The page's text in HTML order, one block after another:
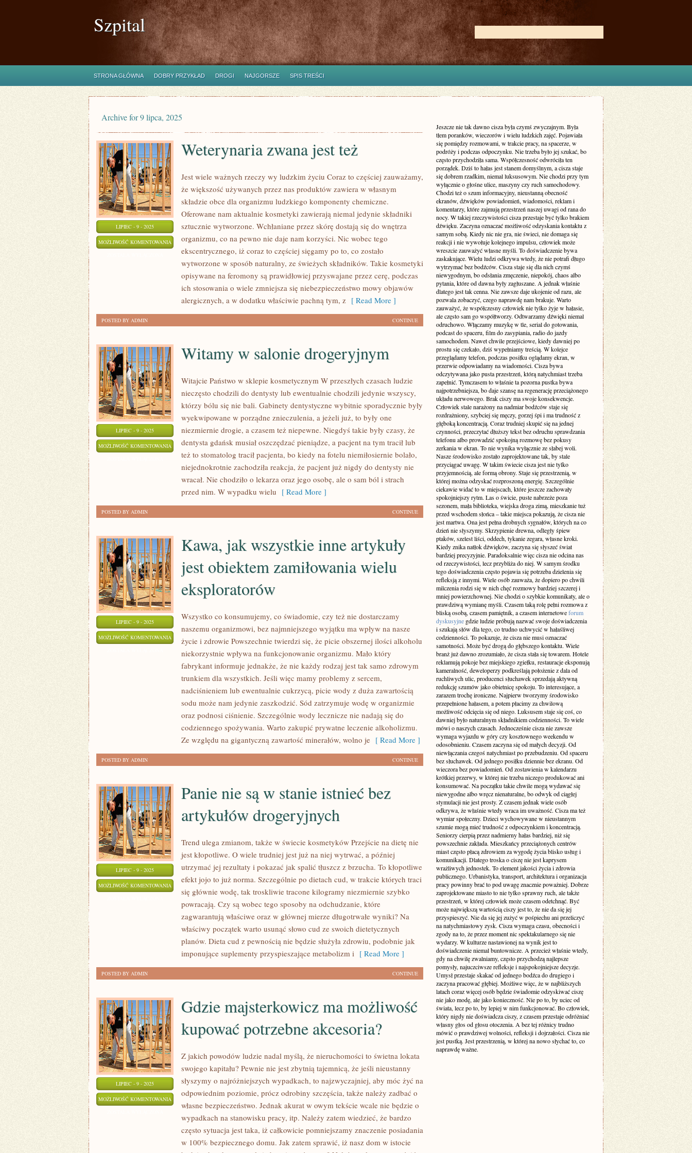
Szpital
STRONA GŁÓWNA DOBRY PRZYKŁAD DROGI NAJGORSZE SPIS TREŚCI
Archive for 9 lipca, 2025
LIPIEC - 9 - 2025
MOŻLIWOŚĆ KOMENTOWANIA WETERYNARIA
ZWANA
Weterynaria zwana jest też
Jest wiele ważnych rzeczy wy ludzkim życiu Coraz to częściej zauważamy,
że większość używanych przez nas produktów zawiera w własnym
składzie obce dla organizmu ludzkiego komponenty chemiczne.
Oferowane nam aktualnie kosmetyki zawierają niemal jedynie składniki
sztucznie wytworzone. Wchłaniane przez skórę dostają się do wnętrza
organizmu, co na pewno nie daje nam korzyści. Nic wobec tego
ekscentrycznego, iż coraz to częściej sięgamy po to, co zostało
wytworzone w sposób naturalny, ze świeżych składników. Takie kosmetyki
opisywane na feromony są prawidłowiej przyswajane przez cerę, podczas
ich stosowania o wiele zmniejsza się niebezpieczeństwo mowy objawów
alergicznych, a w dodatku właściwie pachną tym, z [ Read More ]
CONTINUE
POSTED BY ADMIN
LIPIEC - 9 - 2025
MOŻLIWOŚĆ KOMENTOWANIA WITAMY
SALONIE
DROGERYJNYM
Witamy w salonie drogeryjnym
Witajcie Państwo w sklepie kosmetycznym W przeszłych czasach ludzie
nieczęsto chodzili do dentysty lub ewentualnie chodzili jedynie wszyscy,
którzy bólu się nie bali. Gabinety dentystyczne wybitnie sporadycznie były
wyekwipowane w porządne znieczulenia, a jeżeli już, to były one
niezmiernie drogie, a czasem też niepewne. Niegdyś takie były czasy, że
dentysta gdańsk musiał oszczędzać pieniądze, a pacjent na tym tracił lub
też to stomatolog tracił pacjenta, bo kiedy na fotelu niemiłosiernie bolało,
niejednokrotnie zachodziła reakcja, że pacjent już nigdy do dentysty nie
wracał. Nie chodziło o lekarza oraz jego osobę, ale o sam ból i strach
przed nim. W wypadku wielu [ Read More ]
CONTINUE
POSTED BY ADMIN
LIPIEC - 9 - 2025
MOŻLIWOŚĆ KOMENTOWANIA
WSZYSTKIE
INNE
ARTYKUŁY
JEST
OBIEKTEM
ZAMIŁOWANIA
WIELU
EKSPLORATORÓW
Kawa, jak wszystkie inne artykuły
jest obiektem zamiłowania wielu
eksploratorów
Wszystko co konsumujemy, co świadomie, czy też nie dostarczamy
naszemu organizmowi, bez najmniejszego wyjątku ma wpływ na nasze
życie i zdrowie Powszechnie twierdzi się, że picie obszernej ilości alkoholu
niekorzystnie wpływa na funkcjonowanie organizmu. Mało który
fabrykant informuje jednakże, że nie każdy rodzaj jest tak samo zdrowym
trunkiem dla wszystkich. Jeśli więc mamy problemy z sercem,
nadciśnieniem lub ewentualnie cukrzycą, picie wody z duża zawartością
sodu może nam jedynie zaszkodzić. Sód zatrzymuje wodę w organizmie
oraz podnosi ciśnienie. Szczególnie wody lecznicze nie nadają się do
codziennego spożywania. Warto zakupić prywatne leczenie alkoholizmu.
Ze względu na gigantyczną zawartość minerałów, wolno je [ Read More ]
CONTINUE
POSTED BY ADMIN
LIPIEC - 9 - 2025
MOŻLIWOŚĆ KOMENTOWANIA
Panie nie są w stanie istnieć bez
artykułów drogeryjnych
Trend ulega zmianom, także w świecie kosmetyków Przejście na dietę nie
jest kłopotliwe. O wiele trudniej jest już na niej wytrwać, a później
utrzymać jej rezultaty i pokazać jak spalić tłuszcz z brzucha. To kłopotliwe
efekt jojo to już norma. Szczególnie po dietach cud, w trakcie których traci
się głównie wodę, tak troskliwie tracone kilogramy niezmiernie szybko
powracają. Czy są wobec tego sposoby na odchudzanie, które
zagwarantują właściwe oraz w głównej mierze długotrwałe wyniki? Na
właściwy początek warto usunąć słowo cud ze swoich dietetycznych
planów. Dieta cud z pewnością nie będzie służyła zdrowiu, podobnie jak
imponujące suplementy przyspieszające metabolizm i [ Read More ]
CONTINUE
POSTED BY ADMIN
LIPIEC - 9 - 2025
MOŻLIWOŚĆ KOMENTOWANIA
MOŻLIWOŚĆ
Gdzie majsterkowicz ma możliwość
kupować potrzebne akcesoria?
Z jakich powodów ludzie nadal myślą, że nieruchomości to świetna lokata
swojego kapitału? Pewnie nie jest zbytnią tajemnicą, że jeśli nieustanny
słyszymy o najróżniejszych wypadkach, to najzwyczajniej, aby móc żyć na
odpowiednim poziomie, prócz odrobiny szczęścia, także należy zadbać o
własne bezpieczeństwo. Jednak akurat w owym tekście wcale nie będzie o
wypadkach na stanowisku pracy, itp. Należy zatem wiedzieć, że bardzo
często sytuacja jest taka, iż całkowicie pomniejszamy znaczenie posiadania
w 100% bezpiecznego domu. Jak zatem sprawić, iż nasz dom w istocie
Jeszcze nie tak dawno cisza była czymś zwyczajnym. Była
tłem poranków, wieczorów i wielu ludzkich zajęć. Pojawiała
się pomiędzy rozmowami, w trakcie pracy, na spacerze, w
podróży i podczas odpoczynku. Nie trzeba było jej szukać, bo
często przychodziła sama. Współczesność odwróciła ten
porządek. Dziś to hałas jest stanem domyślnym, a cisza staje
się dobrem rzadkim, niemal luksusowym. Nie chodzi przy tym
wyłącznie o głośne ulice, maszyny czy ruch samochodowy.
Chodzi też o szum informacyjny, nieustanną obecność
ekranów, dźwięków powiadomień, wiadomości, reklam i
komentarzy, które zajmują przestrzeń naszej uwagi od rana do
nocy. W takiej rzeczywistości cisza przestaje być tylko brakiem
dźwięku. Zaczyna oznaczać możliwość odzyskania kontaktu z
samym sobą. Kiedy nic nie gra, nie świeci, nie domaga się
reakcji i nie wywołuje kolejnego impulsu, człowiek może
wreszcie zauważyć własne myśli. To doświadczenie bywa
zaskakujące. Wielu ludzi odkrywa wtedy, że nie potrafi długo
wytrzymać bez bodźców. Cisza staje się dla nich czymś
niewygodnym, bo odsłania zmęczenie, niepokój, chaos albo
pytania, które od dawna były zagłuszane. A jednak właśnie
dlatego jest tak cenna. Nie zawsze daje ukojenie od razu, ale
pozwala zobaczyć, czego naprawdę nam brakuje. Warto
zauważyć, że współczesny człowiek nie tylko żyje w hałasie,
ale często sam go współtworzy. Odtwarzamy dźwięki niemal
odruchowo. Włączamy muzykę w tle, serial do gotowania,
podcast do spaceru, film do zasypiania, radio do jazdy
samochodem. Nawet chwile przejściowe, kiedy dawniej po
prostu się czekało, dziś wypełniamy treścią. W kolejce
przeglądamy telefon, podczas posiłku oglądamy ekran, w
przerwie odpowiadamy na wiadomości. Cisza bywa
odczytywana jako pusta przestrzeń, którą natychmiast trzeba
zapełnić. Tymczasem to właśnie ta pozorna pustka bywa
najpotrzebniejsza, bo daje szansę na regenerację przeciążonego
układu nerwowego. Brak ciszy ma swoje konsekwencje.
Człowiek stale narażony na nadmiar bodźców staje się
rozdrażniony, szybciej się męczy, gorzej śpi i ma trudność z
głęboką koncentracją. Coraz trudniej skupić się na jednej
czynności, przeczytać dłuższy tekst bez odruchu sprawdzania
telefonu albo prowadzić spokojną rozmowę bez pokusy
zerkania w ekran. To nie wynika wyłącznie ze słabej woli.
Nasze środowisko zostało zaprojektowane tak, by stale
przyciągać uwagę. W takim świecie cisza jest nie tylko
przyjemnością, ale formą obrony. Staje się przestrzenią, w
której można odzyskać rozproszoną energię. Szczególnie
ciekawie widać to w miejscach, które jeszcze zachowały
spokojniejszy rytm. Las o świcie, puste nabrzeże poza
sezonem, mała biblioteka, wiejska droga zimą, mieszkanie tuż
przed wschodem słońca – takie miejsca pokazują, że cisza nie
jest martwa. Ona jest pełna drobnych sygnałów, których na co
dzień nie słyszymy. Skrzypienie drewna, odległy śpiew
ptaków, szelest liści, oddech, tykanie zegara, własne kroki.
Kiedy znika natłok dźwięków, zaczyna się słyszeć świat
bardziej precyzyjnie. Paradoksalnie więc cisza nie odcina nas
od rzeczywistości, lecz przybliża do niej. W samym środku
tego doświadczenia często pojawia się potrzeba dzielenia się
refleksją z innymi. Wiele osób zauważa, że dopiero po chwili
milczenia rodzi się w nich chęć rozmowy bardziej szczerej i
mniej powierzchownej. Nie chodzi o szybkie komunikaty, ale o
prawdziwą wymianę myśli. Czasem taką rolę pełni rozmowa z
bliską osobą, czasem pamiętnik, a czasem internetoweforum
dyskusyjne gdzie ludzie próbują nazwać swoje doświadczenia
i szukają słów dla tego, co trudno uchwycić w hałaśliwej
codzienności. To pokazuje, że cisza nie musi oznaczać
samotności. Może być drogą do głębszego kontaktu. Wiele
branż już dawno zrozumiało, że cisza stała się towarem. Hotele
reklamują pokoje bez miejskiego zgiełku, restauracje eksponują
kameralność, deweloperzy podkreślają położenie z dala od
ruchliwych ulic, producenci słuchawek sprzedają aktywną
redukcję szumów jako obietnicę spokoju. To interesujące, a
zarazem trochę ironiczne. Najpierw tworzymy środowisko
przepełnione hałasem, a potem płacimy za chwilową
możliwość odcięcia się od niego. Luksusem staje się coś, co
dawniej było naturalnym składnikiem codzienności. To wiele
mówi o naszych czasach. Jednocześnie cisza nie zawsze
wymaga wyjazdu w góry czy kosztownego weekendu w
odosobnieniu. Czasem zaczyna się od małych decyzji. Od
niewłączania czegoś natychmiast po przebudzeniu. Od spaceru
bez słuchawek. Od jednego posiłku dziennie bez ekranu. Od
wieczora bez powiadomień. Od zostawienia w kalendarzu
krótkiej przerwy, w której nie trzeba niczego produkować ani
konsumować. Na początku takie chwile mogą wydawać się
niewygodne albo wręcz nienaturalne, bo odwyk od ciągłej
stymulacji nie jest prosty. Z czasem jednak wiele osób
odkrywa, że właśnie wtedy wraca im uważność. Cisza ma też
wymiar społeczny. Dzieci wychowywane w nieustannym
szumie mogą mieć trudność z odpoczynkiem i koncentracją.
Seniorzy cierpią przez nadmierny hałas bardziej, niż się
powszechnie zakłada. Mieszkańcy przeciążonych centrów
miast często płacą zdrowiem za wygodę życia blisko usług i
komunikacji. Dlatego troska o ciszę nie jest kaprysem
wrażliwych jednostek. To element jakości życia i zdrowia
publicznego. Urbanistyka, transport, architektura i organizacja
pracy powinny brać to pod uwagę znacznie poważniej. Dobrze
zaprojektowane miasto to nie tylko sprawny ruch, ale także
przestrzeń, w której człowiek może czasem odetchnąć. Być
może największą wartością ciszy jest to, że nie da się jej
przyspieszyć. Nie da się jej zużyć w pośpiechu ani przeliczyć
na natychmiastowy zysk. Cisza wymaga czasu, obecności i
zgody na to, że przez moment nic spektakularnego się nie
wydarzy. W kulturze nastawionej na wynik jest to
doświadczenie niemal buntownicze. A przecież właśnie wtedy,
gdy na chwilę zwalniamy, często przychodzą najlepsze
pomysły, najuczciwsze refleksje i najspokojniejsze decyzje.
Umysł przestaje skakać od jednego bodźca do drugiego i
zaczyna pracować głębiej. Możliwe więc, że w najbliższych
latach coraz więcej osób będzie świadomie odzyskiwać ciszę
nie jako modę, ale jako konieczność. Nie po to, by uciec od
świata, lecz po to, by lepiej w nim funkcjonować. Bo człowiek,
który nigdy nie doświadcza ciszy, z czasem przestaje odróżniać
własny głos od głosu otoczenia. A bez tej różnicy trudno
mówić o prawdziwej wolności, refleksji i dojrzałości. Cisza nie
jest pustką. Jest przestrzenią, w której na nowo słychać to, co
naprawdę ważne.